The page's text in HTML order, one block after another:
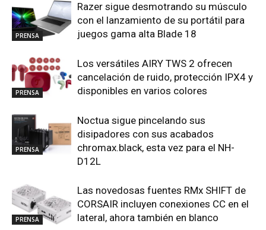
PRENSA
Razer sigue desmotrando su músculo
con el lanzamiento de su portátil para
juegos gama alta Blade 18
PRENSA
Los versátiles AIRY TWS 2 ofrecen
cancelación de ruido, protección IPX4 y
disponibles en varios colores
PRENSA
Noctua sigue pincelando sus
disipadores con sus acabados
chromax.black, esta vez para el NH-
D12L
PRENSA
Las novedosas fuentes RMx SHIFT de
CORSAIR incluyen conexiones CC en el
lateral, ahora también en blanco